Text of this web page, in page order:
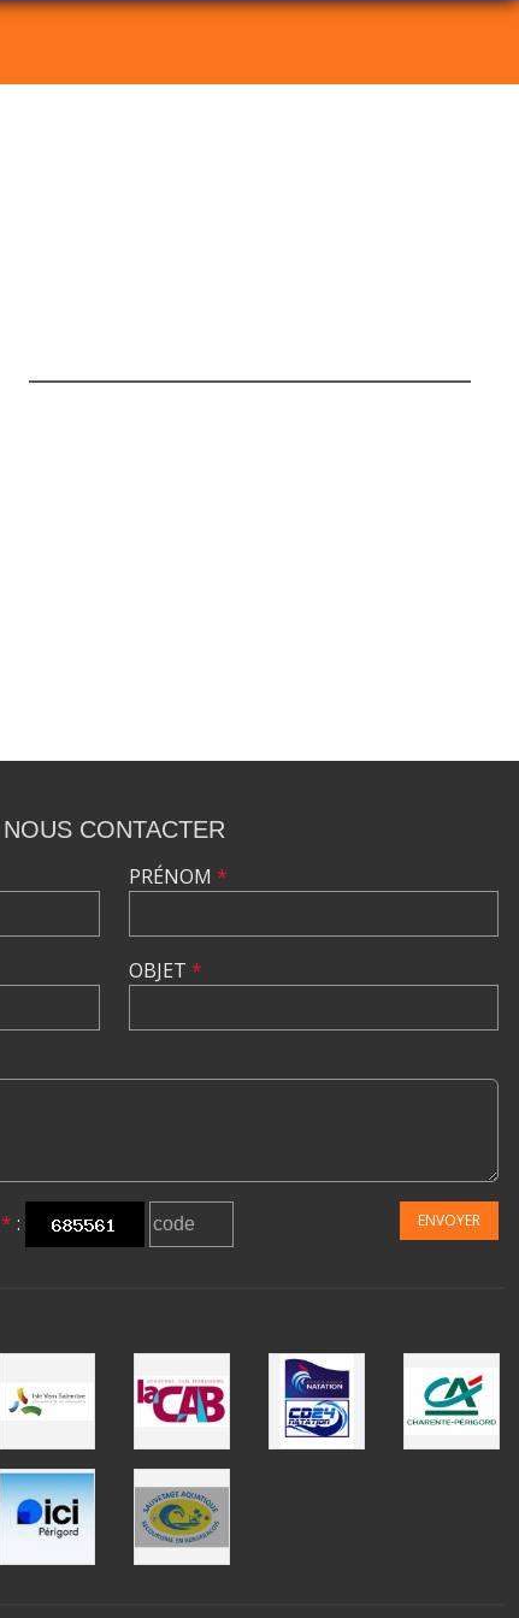
NOUS CONTACTER
PRÉNOM *
OBJET *
* : ENVOYER